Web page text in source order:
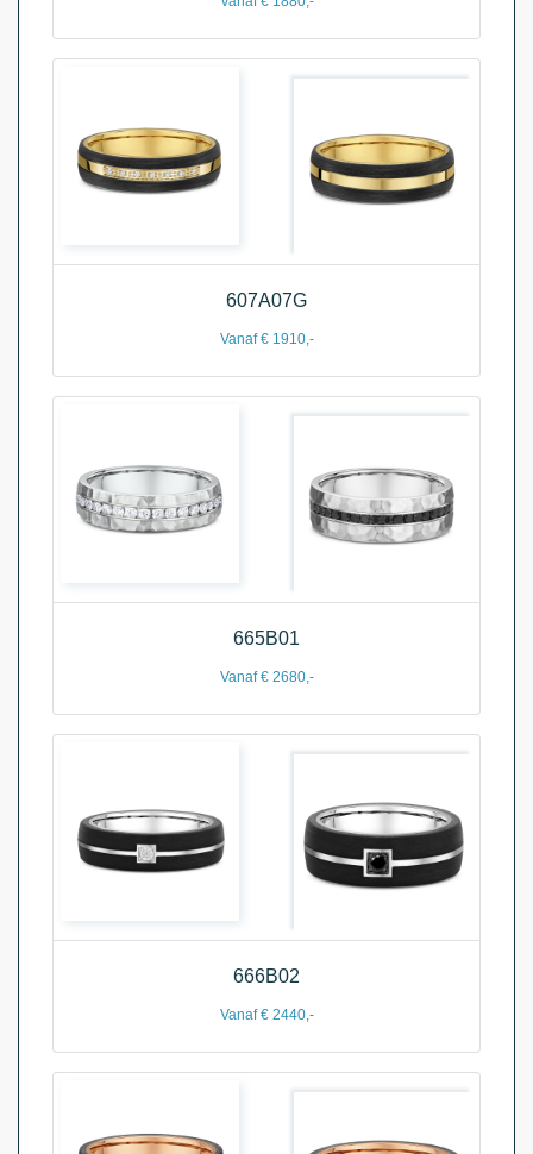
607A07G
Vanaf € 1910,-
665B01
Vanaf € 2680,-
666B02
Vanaf € 2440,-